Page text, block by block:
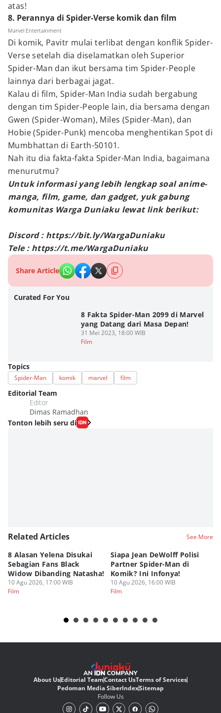
atas!
8. Perannya di Spider-Verse komik dan film
Marvel Entertainment
Di komik, Pavitr mulai terlibat dengan konflik Spider-
Verse setelah dia diselamatkan oleh Superior
Spider-Man dan ikut bersama tim Spider-People
lainnya dari berbagai jagat.
Kalau di film, Spider-Man India sudah bergabung
dengan tim Spider-People lain, dia bersama dengan
Gwen (Spider-Woman), Miles (Spider-Man), dan
Hobie (Spider-Punk) mencoba menghentikan Spot di
Mumbhattan di Earth-50101.
Nah itu dia fakta-fakta Spider-Man India, bagaimana
menurutmu?
Untuk informasi yang lebih lengkap soal anime-
manga, film, game, dan gadget, yuk gabung
komunitas Warga Duniaku lewat link berikut:
Discord : https://bit.ly/WargaDuniaku
Tele : https://t.me/WargaDuniaku
Share Article
Curated For You
8 Fakta Spider-Man 2099 di Marvel
yang Datang dari Masa Depan!
31 Mei 2023, 18:00 WIB
Film
Topics
Spider-Man komik marvel film
Editorial Team
Editor
Dimas Ramadhan
Tonton lebih seru di
Related Articles See More
8 Alasan Yelena Disukai
Sebagian Fans Black
Widow Dibanding Natasha!
10 Agu 2026, 17:00 WIB
Film
Siapa Jean DeWolff Polisi
Partner Spider-Man di
Komik? Ini Infonya!
10 Agu 2026, 16:00 WIB
Film
About UsEditorial TeamContact UsTerms of Services
Pedoman Media SiberIndexSitemap
Follow Us